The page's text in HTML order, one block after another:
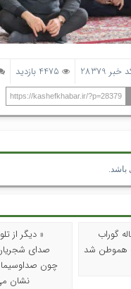
28379 4475 بازدید
https://kashefkhabar.ir/?p=28379
بدن جوان ۳۲ ساله گوراب
هموطن شد
« دیگر از
صدای شجریان
چون صداوسیما
نشان